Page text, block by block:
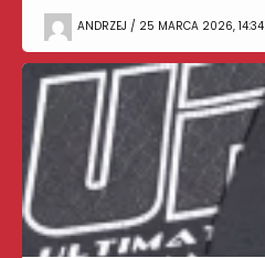
ANDRZEJ / 25 MARCA 2026, 14:34